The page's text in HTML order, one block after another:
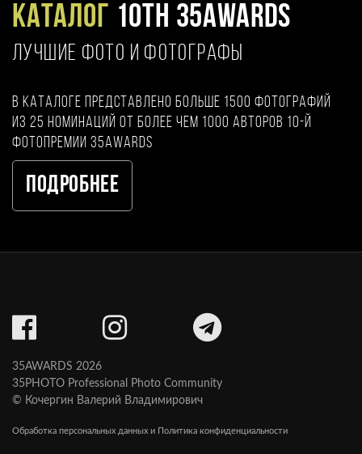
Каталог 10TH 35AWARDS
ЛУЧШИЕ ФОТО И ФОТОГРАФЫ
В каталоге представлено больше 1500 фотографий
из 25 номинаций от более чем 1000 авторов 10-й
фотопремии 35AWARDS
Подробнее
35AWARDS 2026
35PHOTO Professional Photo Community
© Кочергин Валерий Владимирович
Обработка персональных данных и Политика конфиденциальности